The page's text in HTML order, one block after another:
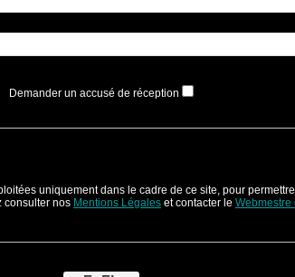
Demander un accusé de réception
uniquement dans le cadre de ce site, pour
consulter nos Mentions Légales et contacter le Webmestre